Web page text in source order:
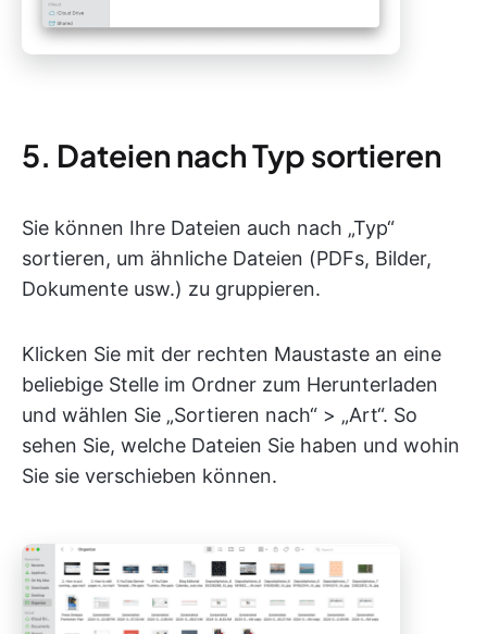
5. Dateien nach Typ sortieren
Sie können Ihre Dateien auch nach „Typ“
sortieren, um ähnliche Dateien (PDFs, Bilder,
Dokumente usw.) zu gruppieren.
Klicken Sie mit der rechten Maustaste an eine
beliebige Stelle im Ordner zum Herunterladen
und wählen Sie „Sortieren nach“ > „Art“. So
sehen Sie, welche Dateien Sie haben und wohin
Sie sie verschieben können.